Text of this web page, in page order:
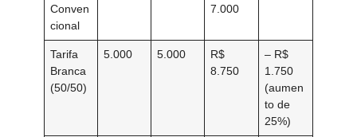
Conven
cional
7.000
Tarifa
Branca
(50/50)
5.000 5.000
R$
8.750
– R$
1.750
(aumen
to de
25%)